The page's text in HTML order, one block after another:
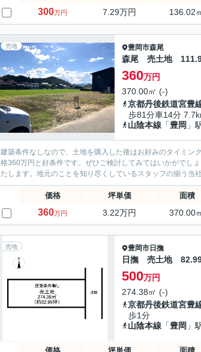
300万円 7.29万円 136.02
売地 豊岡市森尾
森尾 売土地
360万円
370.00㎡ (-)
京都丹後鉄道宮豊
歩81分車14分
山陰本線 「豊岡 」
建築条件なしなので、土地を購入した後はお好みのタイミン
格360万円と好条件です。ぜひご検討してみてはいかがでし
たします。地元のことを知り尽くしているスタッフの揃う当
価格 坪単価 面積
360万円 3.22万円 370.00
売地 豊岡市 日撫
日撫 売土地
500万円
274.38㎡ (-)
京都丹後鉄道宮豊
歩1分
山陰本線 「豊岡 」